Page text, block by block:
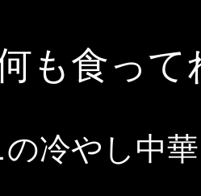
も食って
冷やし中